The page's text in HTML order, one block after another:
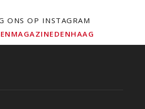
ONS OP INSTAGRAM